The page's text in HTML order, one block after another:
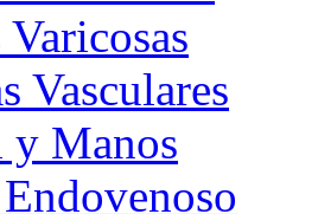
Varicosas
Vasculares
y Manos